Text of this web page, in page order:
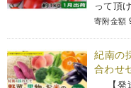
って頂
寄附金額
紀南の
合わせ
【発